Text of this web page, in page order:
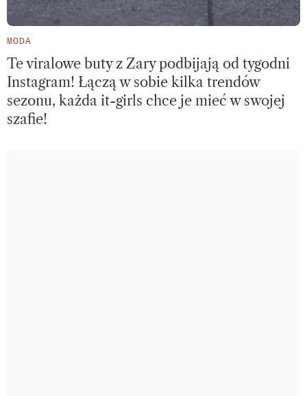
MODA
Te viralowe buty z Zary podbijają od tygodni
Instagram! Łączą w sobie kilka trendów
sezonu, każda it-girls chce je mieć w swojej
szafie!